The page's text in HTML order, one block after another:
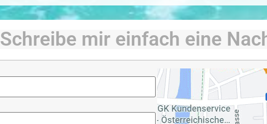
Schreibe mir einfach eine